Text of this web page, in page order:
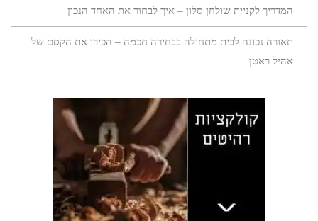
המדריך לקניית שולחן סלון – איך לבחור את האחד הנכון
תאורה נכונה לבית מתחילה בבחירה חכמה – הכירו את הקסם של
אהיל ראטן